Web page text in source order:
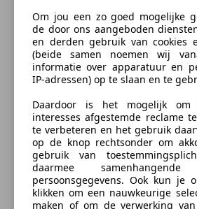
Topsnelheid (km/h)
Benzine
169 g/km
CO2-uitstoot (gem.)*
Om jou een zo goed mogelijke
de door ons aangeboden
en derden gebruik van cookies
(beide samen noemen wij
informatie over apparatuur en
IP-adressen) op te slaan en te
Daardoor is het mogelijk om
interesses afgestemde reclame
te verbeteren en het gebruik
op de knop rechtsonder om
gebruik van
daarmee
persoonsgegevens. Ook kun je
klikken om een nauwkeurige
maken of om de verwerking